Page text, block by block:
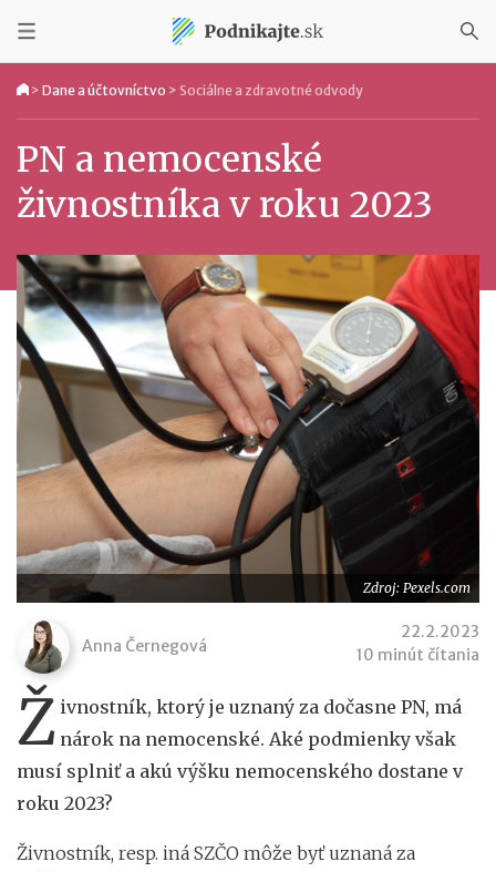
> Dane a účtovníctvo > Sociálne a zdravotné odvody
PN a nemocenské
živnostníka v roku 2023
Zdroj: Pexels.com
Anna Černegová
22.2.2023
10 minút čítania
Ž ivnostník, ktorý je uznaný za dočasne PN, má
nárok na nemocenské. Aké podmienky však
musí splniť a akú výšku nemocenského dostane v
roku 2023?
Živnostník, resp. iná SZČO môže byť uznaná za